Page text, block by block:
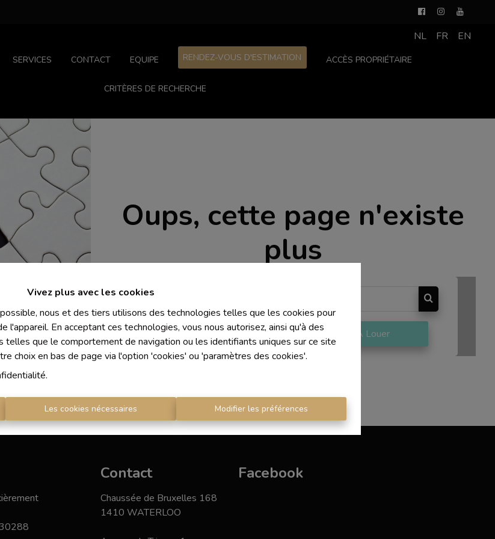
Vivez plus avec les cookies
nous et des tiers utilisons des technologies telles que les cookies pour
l'appareil. En acceptant ces technologies, vous nous autorisez, ainsi qu'à des
que le comportement de navigation ou les identifiants uniques sur ce site
choix en bas de page via l'option 'cookies' ou 'paramètres des cookies'.
.
Les cookies nécessaires Modifier les préférences
SERVICES CONTACT EQUIPE RENDEZ-VOUS D'ESTIMATION ACCÈS PROPRIÉTAIRE
CRITÈRES DE RECHERCHE
NL FR EN
Oups, cette page n'existe
plus
À Vendre À Louer
Contact
Chaussée de Bruxelles 168
1410 WATERLOO
Facebook